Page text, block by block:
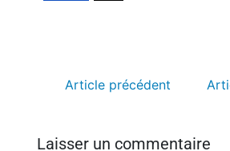
Article précédent
Laisser un commentaire